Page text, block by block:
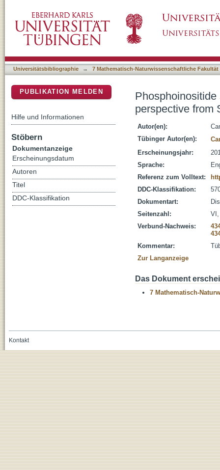
Universitätsbibliographie → 7 Mathematisch-Naturwissenschaftliche Fakultät
perspective from
Autor(en):
Tübinger Autor(en):
Erscheinungsjahr:
Sprache:
Referenz zum Volltext:
DDC-Klassifikation:
Dokumentart:
Seitenzahl:
VI,
Verbund-Nachweis:
Kommentar:
Zur Langanzeige
Das Dokument
7 Mathematisch-
PUBLIKATION MELDEN
Hilfe und Informationen
Stöbern
Dokumentanzeige
Erscheinungsdatum
Autoren
Titel
DDC-Klassifikation
Kontakt